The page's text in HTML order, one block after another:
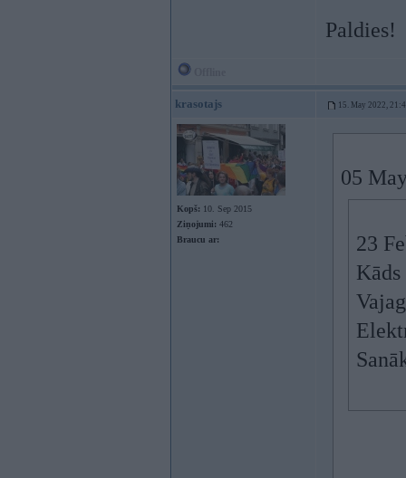
Paldies!
krasotajs 15. May 2022,
Kopš: 10. Sep 2015
Ziņojumi: 462
Braucu ar:
05
23